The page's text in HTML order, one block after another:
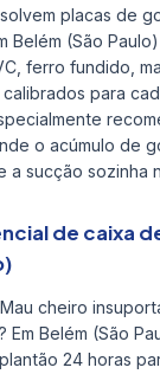
placas de
Belém (São
ferro fundido,
para
o acúmulo de
a sucção sozinha
de caixa
cheiro
Belém (São
24 horas